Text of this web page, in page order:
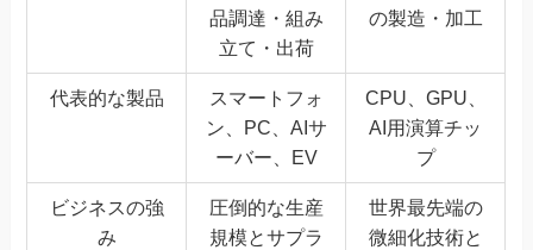
品調達・組み
立て・出荷
の製造・加工
代表的な製品
スマートフォ
ン、PC、AIサ
ーバー、EV
CPU、GPU、
AI用演算チッ
プ
ビジネスの強
み
圧倒的な生産
規模とサプラ
世界最先端の
微細化技術と